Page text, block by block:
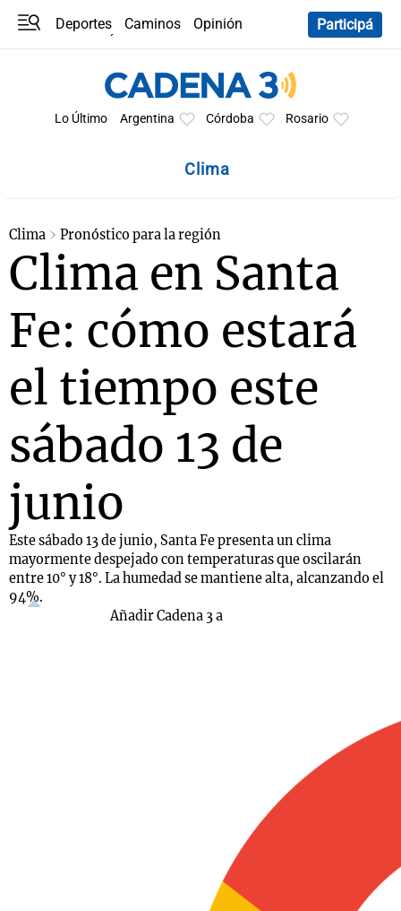
Deportes Caminos
Opinión
Participá
Lo Último Argentina Córdoba Rosario
Clima
Clima Pronóstico para la región
Clima en Santa
Fe: cómo estará
el tiempo este
sábado 13 de
junio
Este sábado 13 de junio, Santa Fe presenta un clima
mayormente despejado con temperaturas que oscilarán
entre 10° y 18°. La humedad se mantiene alta, alcanzando el
94%.
Añadir Cadena 3 a